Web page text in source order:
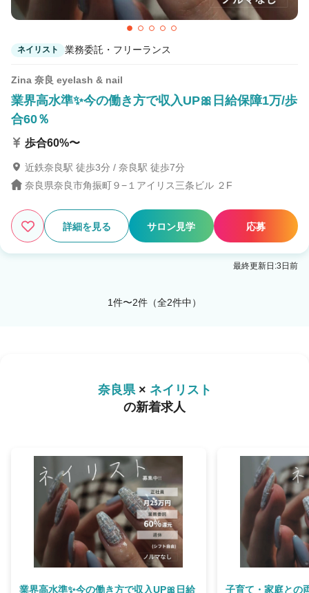
ネイリスト 業務委託・フリーランス
Zina 奈良 eyelash & nail
業界高水準✨今の働き方で収入UP🎀日給保障1万/歩
合60％
歩合60%〜
近鉄奈良駅 徒歩3分 / 奈良駅 徒歩7分
奈良県奈良市角振町９−１アイリス三条ビル ２F
詳細を見る サロン見学 応募
最終更新日:3日前
1件〜2件（全2件中）
奈良県× ネイリスト
の新着求人
業界高水準✨今の働き方で収入UP🎀日給 子育て・家庭との